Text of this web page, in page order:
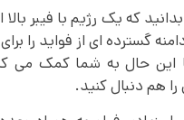
که یک رژیم با فیبر
گسترده ای از فواید را
حال به شما کمک می
هم دنبال کنید.